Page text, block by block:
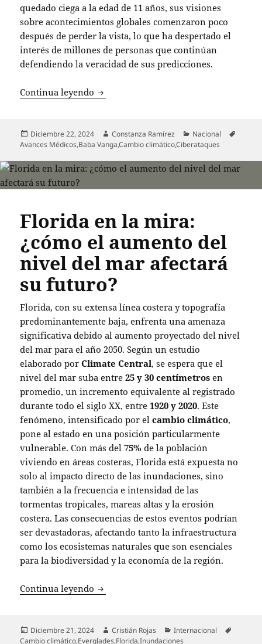
quedado ciega a la edad de 11 años, sus visiones
sobre acontecimientos globales comenzaron poco
después de perder la vista, lo que ha despertado el
interés de millones de personas que continúan
defendiendo la veracidad de sus predicciones.
Continua leyendo Las sorprendentes predicciones de
Publicado
el
Diciembre 22, 2024 Autor
Constanza Ramírez Categorías
Nacional
Avances Médicos,Baba Vanga,Cambio climático,Ciberataques
Florida en la mira:
¿cómo el aumento del
nivel del mar afectará
su futuro?
Florida, con su extensa línea costera y topografía
predominantemente baja, enfrenta una amenaza
significativa debido al aumento proyectado del nivel
del mar para el año 2050. Según un estudio
elaborado porClimate Central, se espera que el
nivel del mar suba entre25 y 30 centímetros en
promedio, un incremento equivalente al registrado
durante todo el siglo XX, entre1920 y 2020. Este
fenómeno, intensificado por elcambio climático,
pone al estado en una posición particularmente
vulnerable. Con más del75% de la población
viviendo en áreas costeras, Florida está expuesta no
solo al impacto directo de las inundaciones, sino
también a la frecuencia e intensidad de las
tormentas tropicales, mareas altas y la erosión
costera. Las consecuencias de estos eventos podrían
ser devastadoras, afectando tanto la infraestructura
como los ecosistemas naturales que son esenciales
para la biodiversidad y la economía de la región.
Continua leyendo Florida en la mira: ¿cómo el aumento
Publicado
el
Diciembre 21, 2024 Autor
Cristián Rojas Categorías
Internacional
Cambio climático,Everglades,Florida,Inundaciones